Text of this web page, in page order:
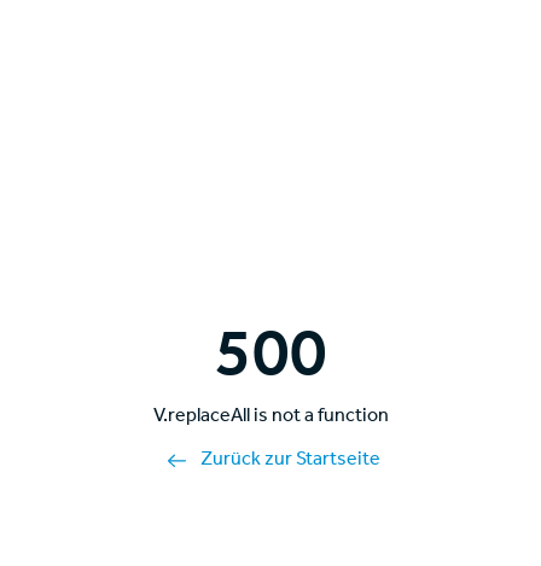
500
V.replaceAll is not a function
Zurück zur Startseite